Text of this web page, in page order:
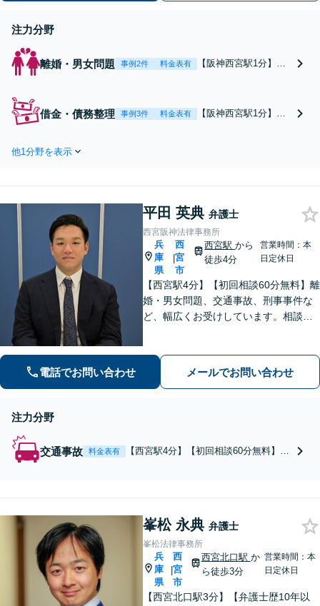
注力分野
離婚・男女問題 事例2件 料金表有
【阪神西宮駅1分】
解決できます。財産分
与／婚姻費用／親権／
【地元密着型スタイ
ル】
借金・債務整理 事例3件 料金表有
【阪神西宮駅1分】
ご相談ください。自己
以下から2000万円を超
える借金を整理した事
例あり。再出発のお手
伝いをサポートしま
他1分野を表示
平田 英典 弁護士
西宮阪神法律事務所
兵
庫
県
|
西
宮
市
西宮駅から
徒歩4分
営業時間：本
日定休日
【西宮駅4分】【初回相談60分無料】離
婚・男女問題、交通事故、刑事事件な
ど、幅広くお受けしています。相談者
を心がけています。ぜひご相談くださ
い。【休日・夜間面談可】【WEB面談
電話でお問い合わせ メールでお問い合わせ
注力分野
交通事故 料金表有
【西宮駅4分】【初回相談60分無料】保
します。ぜひご相談ください。【休
峯松 永典 弁護士
峯松法律事務所
兵
庫
県
|
西
宮
市
西宮北口駅 か
ら徒歩3分
営業時間：本
日定休日
【西宮北口駅3分】【弁護士歴10年以